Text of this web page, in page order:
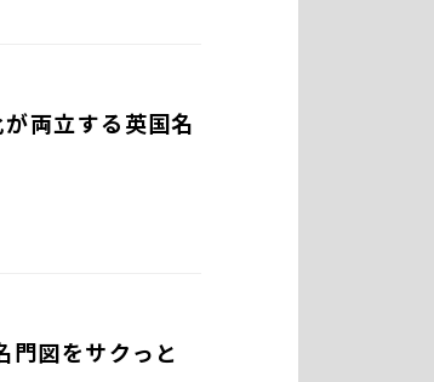
両立する英国名
門図をサクっと